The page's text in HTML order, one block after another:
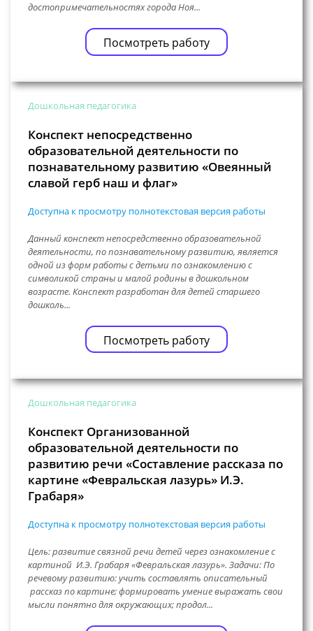
достопримечательностях города Ноя...
Посмотреть работу
Дошкольная педагогика
Конспект непосредственно
образовательной деятельности по
познавательному развитию «Овеянный
славой герб наш и флаг»
Доступна к просмотру полнотекстовая версия работы
Данный конспект непосредственно образовательной
деятельности, по познавательному развитию, является
одной из форм работы с детьми по ознакомлению с
символикой страны и малой родины в дошкольном
возрасте. Конспект разработан для детей старшего
дошколь...
Посмотреть работу
Дошкольная педагогика
Конспект Организованной
образовательной деятельности по
развитию речи «Составление рассказа по
картине «Февральская лазурь» И.Э.
Грабаря»
Доступна к просмотру полнотекстовая версия работы
Цель: развитие связной речи детей через ознакомление с
картиной И.Э. Грабаря «Февральская лазурь». Задачи: По
речевому развитию: учить составлять описательный
рассказ по картине; формировать умение выражать свои
мысли понятно для окружающих; продол...